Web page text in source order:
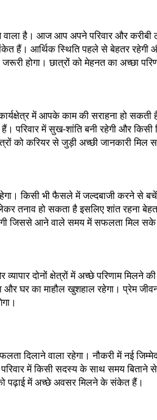
है। आज आप अपने परिवार और
हैं। आर्थिक स्थिति पहले से बेहतर
होगा। छात्रों को मेहनत का अच्छा
में आपके काम की सराहना हो सकती
में सुख-शांति बनी रहेगी और
को करियर से जुड़ी अच्छी जानकारी मिल
किसी भी फैसले में जल्दबाजी करने से
तनाव हो सकता है इसलिए शांत रहना
होगी जिससे आने वाले समय में सफलता मिल
दोनों क्षेत्रों में अच्छे परिणाम
घर का माहौल खुशहाल रहेगा। प्रेम
दिलाने वाला रहेगा। नौकरी में नई
में किसी सदस्य के साथ समय
को पढ़ाई में अच्छे अवसर मिलने के संकेत हैं।